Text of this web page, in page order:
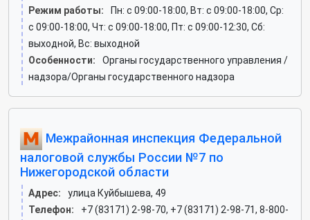
Режим работы:
Пн: c 09:00-18:00, Вт: c 09:00-18:00, Ср:
c 09:00-18:00, Чт: c 09:00-18:00, Пт: c 09:00-12:30, Сб:
выходной, Вс: выходной
Особенности:
Органы государственного управления /
надзора/Органы государственного надзора
Межрайонная инспекция Федеральной
налоговой службы России №7 по
Нижегородской области
Адрес:
улица Куйбышева, 49
Телефон:
+7 (83171) 2-98-70, +7 (83171) 2-98-71, 8-800-